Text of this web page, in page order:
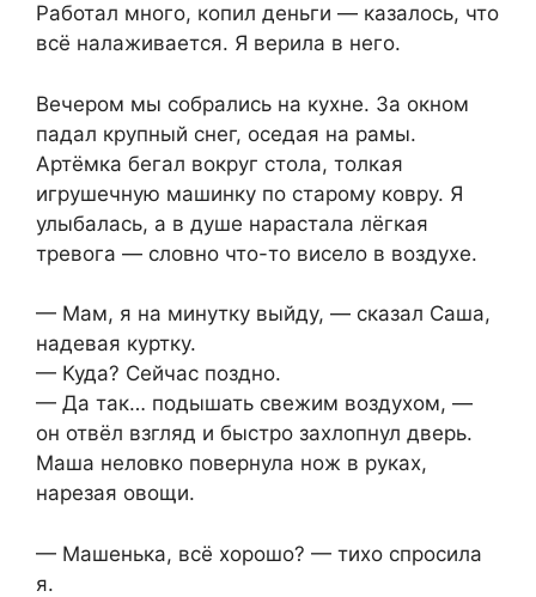
Работал много, копил деньги — казалось, что
всё налаживается. Я верила в него.
Вечером мы собрались на кухне. За окном
падал крупный снег, оседая на рамы.
Артёмка бегал вокруг стола, толкая
игрушечную машинку по старому ковру. Я
улыбалась, а в душе нарастала лёгкая
тревога — словно что-то висело в воздухе.
— Мам, я на минутку выйду, — сказал Саша,
надевая куртку.
— Куда? Сейчас поздно.
— Да так… подышать свежим воздухом, —
он отвёл взгляд и быстро захлопнул дверь.
Маша неловко повернула нож в руках,
нарезая овощи.
— Машенька, всё хорошо? — тихо спросила
я.